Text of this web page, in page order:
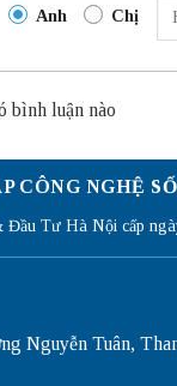
Anh Chị
bình luận nào
CÔNG NGHỆ SỐ
Đầu Tư Hà Nội cấp
Nguyễn Tuân,